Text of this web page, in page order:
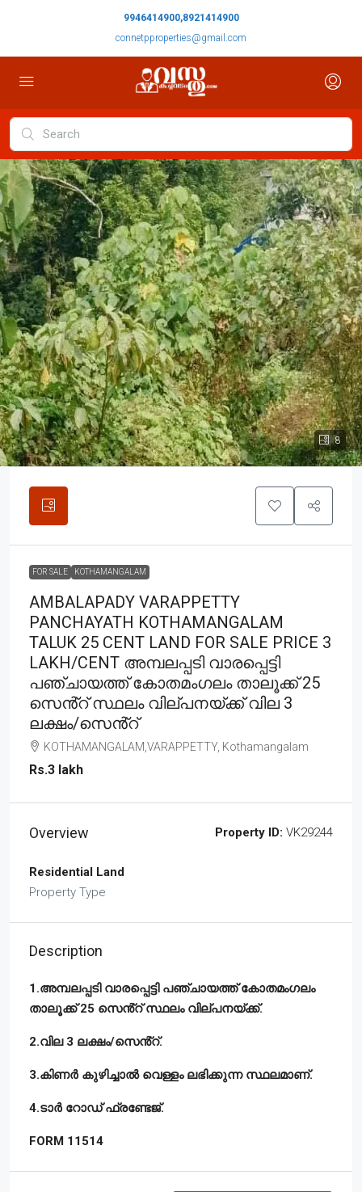
9946414900,8921414900
connetpproperties@gmail.com
8
FOR SALE KOTHAMANGALAM
AMBALAPADY VARAPPETTY
PANCHAYATH KOTHAMANGALAM
TALUK 25 CENT LAND FOR SALE PRICE 3
LAKH/CENT അമ്പലപ്പടി വാരപ്പെട്ടി
പഞ്ചായത്ത് കോതമംഗലം താലൂക്ക് 25
സെൻ്റ് സ്ഥലം വില്പനയ്ക്ക് വില 3
ലക്ഷം/സെൻ്റ്
KOTHAMANGALAM,VARAPPETTY, Kothamangalam
Rs.3 lakh
Overview Property ID: VK29244
Residential Land
Property Type
Description
1.അമ്പലപ്പടി വാരപ്പെട്ടി പഞ്ചായത്ത് കോതമംഗലം
താലൂക്ക് 25 സെൻ്റ് സ്ഥലം വില്പനയ്ക്ക്.
2.വില 3 ലക്ഷം/സെൻ്റ്.
3.കിണർ കുഴിച്ചാൽ വെള്ളം ലഭിക്കുന്ന സ്ഥലമാണ്.
4.ടാർ റോഡ് ഫ്രണ്ടേജ്.
FORM 11514